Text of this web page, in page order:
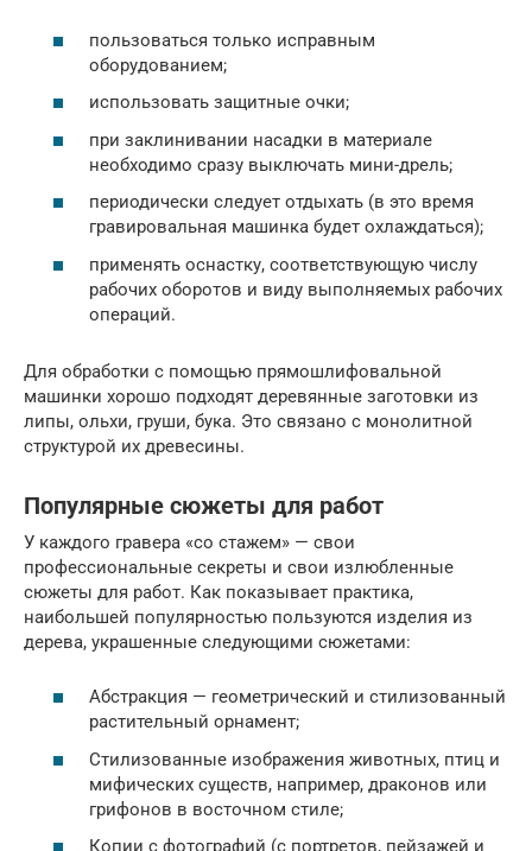
пользоваться только исправным
оборудованием;
использовать защитные очки;
при заклинивании насадки в материале
необходимо сразу выключать мини-дрель;
периодически следует отдыхать (в это время
гравировальная машинка будет охлаждаться);
применять оснастку, соответствующую числу
рабочих оборотов и виду выполняемых рабочих
операций.
Для обработки с помощью прямошлифовальной
машинки хорошо подходят деревянные заготовки из
липы, ольхи, груши, бука. Это связано с монолитной
структурой их древесины.
Популярные сюжеты для работ
У каждого гравера «со стажем» — свои
профессиональные секреты и свои излюбленные
сюжеты для работ. Как показывает практика,
наибольшей популярностью пользуются изделия из
дерева, украшенные следующими сюжетами:
Абстракция — геометрический и стилизованный
растительный орнамент;
Стилизованные изображения животных, птиц и
мифических существ, например, драконов или
грифонов в восточном стиле;
Копии с фотографий (с портретов, пейзажей и